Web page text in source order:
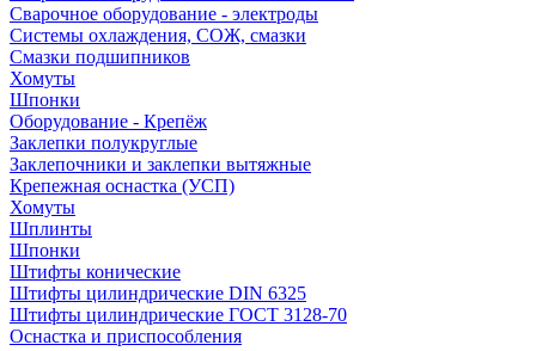
Сварочное оборудование - электроды
Системы охлаждения, СОЖ, смазки
Смазки подшипников
Хомуты
Шпонки
Оборудование - Крепёж
Заклепки полукруглые
Заклепочники и заклепки вытяжные
Крепежная оснастка (УСП)
Хомуты
Шплинты
Шпонки
Штифты конические
Штифты цилиндрические DIN 6325
Штифты цилиндрические ГОСТ 3128-70
Оснастка и приспособления